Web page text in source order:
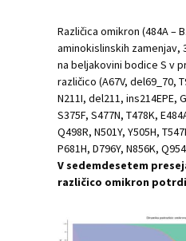
Različica omikron (484A –
aminokislinskih zamenjav,
na beljakovini bodice S v
različico (A67V, del69_70,
N211I, del211, ins214EPE,
S375F, S477N, T478K,
Q498R, N501Y, Y505H,
P681H, D796Y, N856K,
V sedemdesetem
različico omikron